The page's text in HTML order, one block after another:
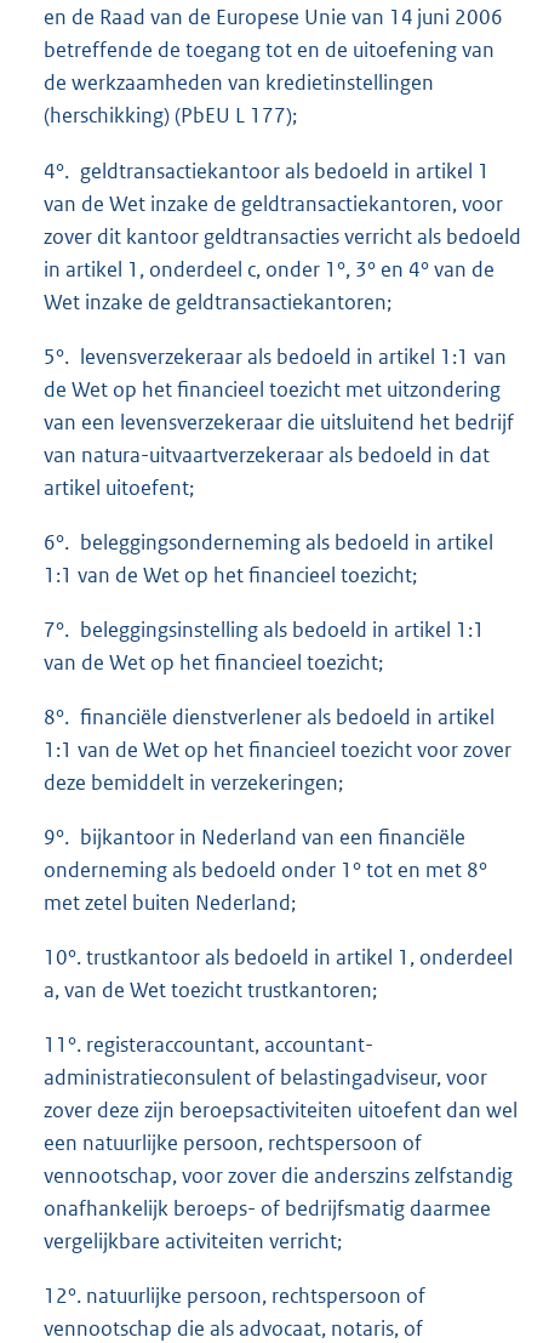
en de Raad van de Europese Unie van 14 juni 2006
betreffende de toegang tot en de uitoefening van
de werkzaamheden van kredietinstellingen
(herschikking) (PbEU L 177);
4°. geldtransactiekantoor als bedoeld in artikel 1
van de Wet inzake de geldtransactiekantoren, voor
zover dit kantoor geldtransacties verricht als bedoeld
in artikel 1, onderdeel c, onder 1°, 3° en 4° van de
Wet inzake de geldtransactiekantoren;
5°. levensverzekeraar als bedoeld in artikel 1:1 van
de Wet op het financieel toezicht met uitzondering
van een levensverzekeraar die uitsluitend het bedrijf
van natura-uitvaartverzekeraar als bedoeld in dat
artikel uitoefent;
6°. beleggingsonderneming als bedoeld in artikel
1:1 van de Wet op het financieel toezicht;
7°. beleggingsinstelling als bedoeld in artikel 1:1
van de Wet op het financieel toezicht;
8°. financiële dienstverlener als bedoeld in artikel
1:1 van de Wet op het financieel toezicht voor zover
deze bemiddelt in verzekeringen;
9°. bijkantoor in Nederland van een financiële
onderneming als bedoeld onder 1° tot en met 8°
met zetel buiten Nederland;
10°. trustkantoor als bedoeld in artikel 1, onderdeel
a, van de Wet toezicht trustkantoren;
11°. registeraccountant, accountant-
administratieconsulent of belastingadviseur, voor
zover deze zijn beroepsactiviteiten uitoefent dan wel
een natuurlijke persoon, rechtspersoon of
vennootschap, voor zover die anderszins zelfstandig
onafhankelijk beroeps- of bedrijfsmatig daarmee
vergelijkbare activiteiten verricht;
12°. natuurlijke persoon, rechtspersoon of
vennootschap die als advocaat, notaris, of